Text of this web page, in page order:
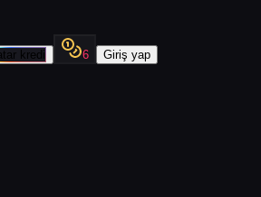
kredi 6 Giriş yap